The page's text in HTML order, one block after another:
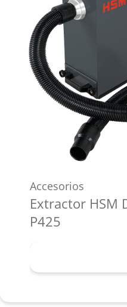
Accesorios
Extractor HSM
P425